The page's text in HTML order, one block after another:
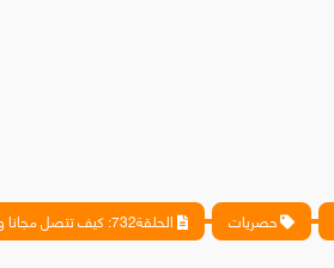
حصريات الحلقة732: كيف تتصل مجانا وبدون حدود وللأبد بكندا وامريكا بإستعمال هاتف اندرويد او آيفون